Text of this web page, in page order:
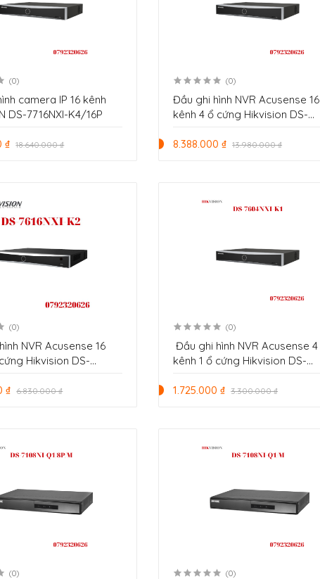
(0)
camera IP 16 kênh
DS-7716NXI-K4/16P
₫ 18.640.000 ₫
(0)
Đầu ghi hình NVR Acusense 16
kênh 4 ổ cứng Hikvision DS-
8.388.000 ₫ 13.980.000 ₫
(0)
NVR Acusense 16
Hikvision DS-
₫ 6.830.000 ₫
(0)
Đầu ghi hình NVR Acusense 4
kênh 1 ổ cứng Hikvision DS-
1.725.000 ₫ 3.300.000 ₫
(0) (0)